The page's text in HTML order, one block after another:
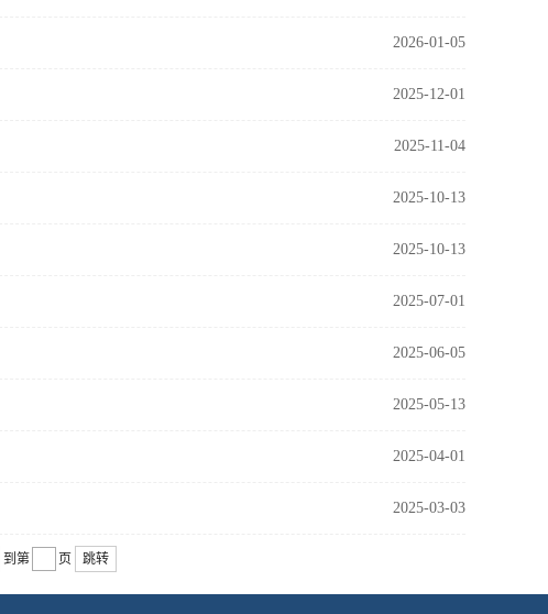
2026-01-05
2025-12-01
2025-11-04
2025-10-13
2025-10-13
2025-07-01
2025-06-05
2025-05-13
2025-04-01
2025-03-03
到第 页 跳转